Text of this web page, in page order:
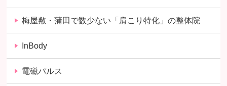
梅屋敷・蒲田で数少ない「肩こり特化」の整体院
InBody
電磁パルス